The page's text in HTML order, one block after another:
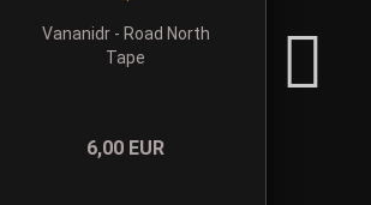
Vananidr - Road North
Tape
6,00 EUR